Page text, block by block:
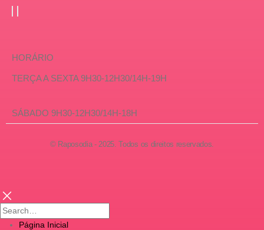
HORÁRIO
TERÇA A SEXTA 9H30-12H30/14H-19H
SÁBADO 9H30-12H30/14H-18H
© Raposodia - 2025. Todos os direitos reservados.
Página Inicial